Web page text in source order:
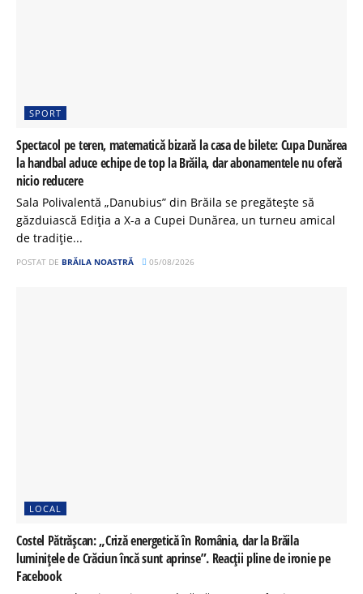
SPORT
Spectacol pe teren, matematică bizară la casa de bilete: Cupa Dunărea
la handbal aduce echipe de top la Brăila, dar abonamentele nu oferă
nicio reducere
Sala Polivalentă „Danubius” din Brăila se pregătește să
găzduiască Ediția a X-a a Cupei Dunărea, un turneu amical
de tradiție...
POSTAT DE BRĂILA NOASTRĂ 05/08/2026
LOCAL
Costel Pătrășcan: „Criză energetică în România, dar la Brăila
luminițele de Crăciun încă sunt aprinse”. Reacții pline de ironie pe
Facebook